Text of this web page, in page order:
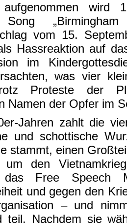
aufgenommen wird
Song
vom 15.
Hassreaktion auf
im
was vier
Proteste der
Namen der Opfer im
Jahren zahlt die
und schottische
stammt, einen
um den
das Free Speech
und gegen den
– und
teil. Nachdem sie